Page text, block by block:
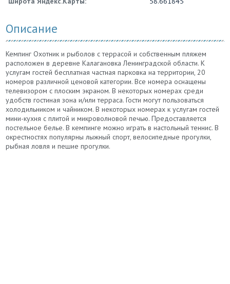
Описание
Кемпинг Охотник и рыболов с террасой и собственным пляжем
расположен в деревне Калагановка Ленинградской области. К
услугам гостей бесплатная частная парковка на территории, 20
номеров различной ценовой категории. Все номера оснащены
телевизором с плоским экраном. В некоторых номерах среди
удобств гостиная зона и/или терраса. Гости могут пользоваться
холодильником и чайником. В некоторых номерах к услугам гостей
мини-кухня с плитой и микроволновой печью. Предоставляется
постельное белье. В кемпинге можно играть в настольный теннис. В
окрестностях популярны лыжный спорт, велосипедные прогулки,
рыбная ловля и пешие прогулки.